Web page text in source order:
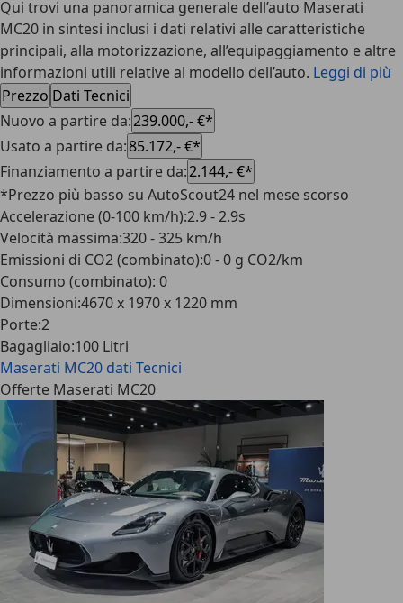
Qui trovi una panoramica generale dell’auto Maserati
MC20 in sintesi inclusi i dati relativi alle caratteristiche
principali, alla motorizzazione, all’equipaggiamento e altre
informazioni utili relative al modello dell’auto. Leggi di più
Prezzo Dati Tecnici
Nuovo a partire da:239.000,- €*
Usato a partire da:85.172,- €*
Finanziamento a partire da:2.144,- €*
*Prezzo più basso su AutoScout24 nel mese scorso
Accelerazione (0-100 km/h):2.9 - 2.9s
Velocità massima:320 - 325 km/h
Emissioni di CO2 (combinato):0 - 0 g CO2/km
Consumo (combinato): 0
Dimensioni:4670 x 1970 x 1220 mm
Porte:2
Bagagliaio:100 Litri
Maserati MC20 dati Tecnici
Offerte Maserati MC20